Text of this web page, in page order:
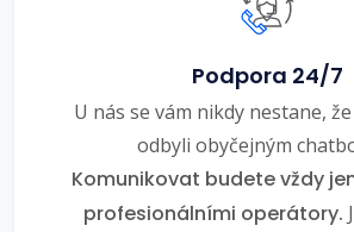
Podpora 24/7
U nás se vám nikdy nestane,
odbyli obyčejným
Komunikovat budete vždy
profesionálními operátory.